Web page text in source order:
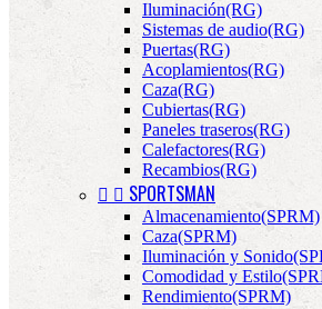
Iluminación(RG)
Sistemas de audio(RG)
Puertas(RG)
Acoplamientos(RG)
Caza(RG)
Cubiertas(RG)
Paneles traseros(RG)
Calefactores(RG)
Recambios(RG)
  SPORTSMAN
Almacenamiento(SPRM)
Caza(SPRM)
Iluminación y
Comodidad y
Rendimiento(SPRM)